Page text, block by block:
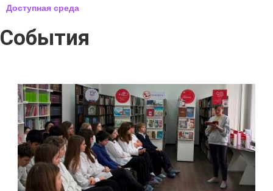
Доступная среда
События